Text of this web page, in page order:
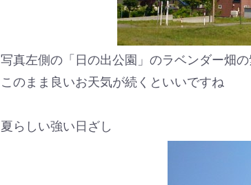
写真左側の「日の出公園」のラベンダー畑
このまま良いお天気が続くといいですね
夏らしい強い日ざし